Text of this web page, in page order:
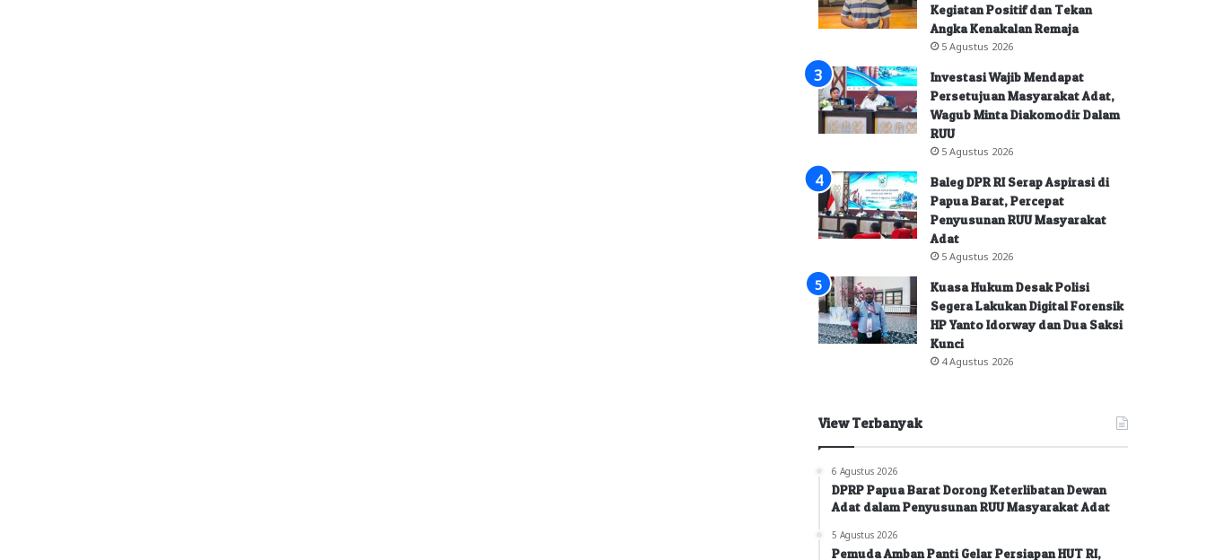
Kegiatan Positif dan Tekan
Angka Kenakalan Remaja
5 Agustus 2026
Investasi Wajib Mendapat
Persetujuan Masyarakat Adat,
Wagub Minta Diakomodir Dalam
RUU
5 Agustus 2026
Baleg DPR RI Serap Aspirasi di
Papua Barat, Percepat
Penyusunan RUU Masyarakat
Adat
5 Agustus 2026
Kuasa Hukum Desak Polisi
Segera Lakukan Digital Forensik
HP Yanto Idorway dan Dua Saksi
Kunci
4 Agustus 2026
View Terbanyak
6 Agustus 2026
DPRP Papua Barat Dorong Keterlibatan Dewan
Adat dalam Penyusunan RUU Masyarakat Adat
5 Agustus 2026
Pemuda Amban Panti Gelar Persiapan HUT RI,